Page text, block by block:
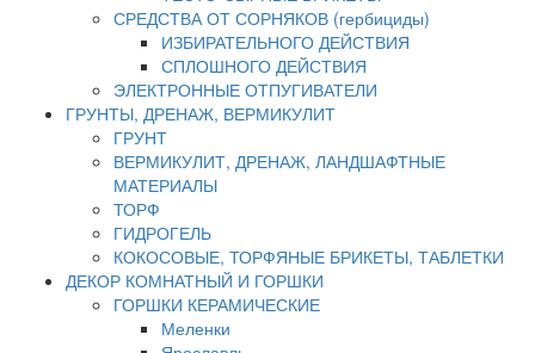
СРЕДСТВА ОТ СОРНЯКОВ (гербициды)
ИЗБИРАТЕЛЬНОГО ДЕЙСТВИЯ
СПЛОШНОГО ДЕЙСТВИЯ
ЭЛЕКТРОННЫЕ ОТПУГИВАТЕЛИ
ГРУНТЫ, ДРЕНАЖ, ВЕРМИКУЛИТ
ГРУНТ
ВЕРМИКУЛИТ, ДРЕНАЖ, ЛАНДШАФТНЫЕ
МАТЕРИАЛЫ
ТОРФ
ГИДРОГЕЛЬ
КОКОСОВЫЕ, ТОРФЯНЫЕ БРИКЕТЫ, ТАБЛЕТКИ
ДЕКОР КОМНАТНЫЙ И ГОРШКИ
ГОРШКИ КЕРАМИЧЕСКИЕ
Меленки